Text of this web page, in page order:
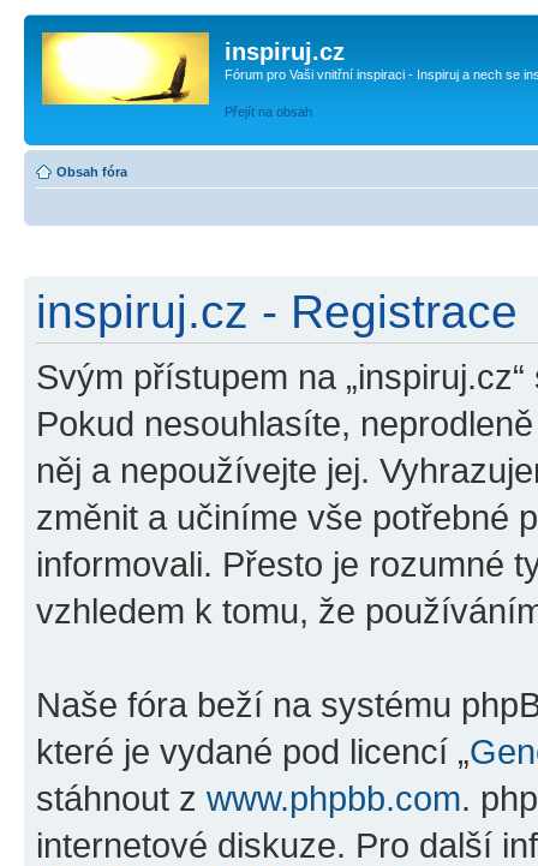
inspiruj.cz
Fórum pro Vaši vnitřní inspiraci - Inspiruj a nech se
Přejít na obsah
Obsah fóra
inspiruj.cz - Registrace
Svým přístupem na
Pokud nesouhlasíte,
něj a nepoužívejte jej.
změnit a učiníme vše potřebné
informovali. Přesto je rozumné
vzhledem k tomu, že
Naše fóra beží na systému
které je vydané pod licencí „
stáhnout z www.phpbb.com.
internetové diskuze. Pro další